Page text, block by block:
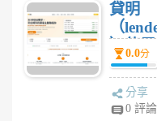
貸明
（
）使
間貸
體驗
0.0分
分享
0 評